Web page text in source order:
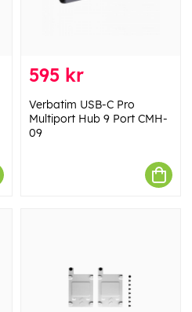
595 kr
Verbatim USB-C Pro
Multiport Hub 9 Port CMH-
09